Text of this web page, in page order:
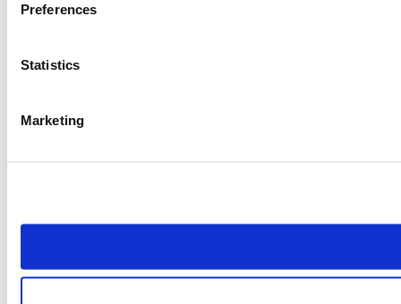
Preferences
Statistics
Marketing